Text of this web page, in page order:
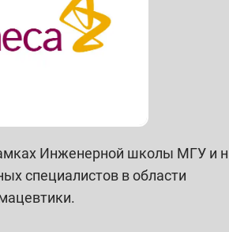
Инженерной школы МГУ и
специалистов в области